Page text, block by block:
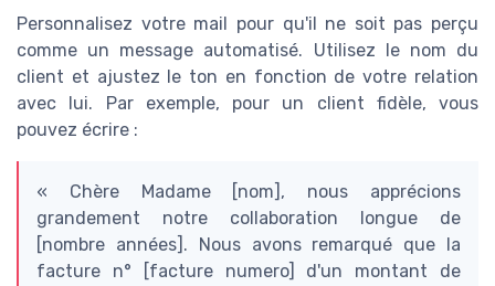
Personnalisez votre mail pour qu'il ne soit pas perçu
comme un message automatisé. Utilisez le nom du
client et ajustez le ton en fonction de votre relation
avec lui. Par exemple, pour un client fidèle, vous
pouvez écrire :
« Chère Madame [nom], nous apprécions
grandement notre collaboration longue de
[nombre années]. Nous avons remarqué que la
facture n° [facture numero] d'un montant de